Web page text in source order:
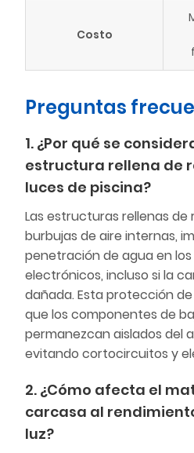
Costo
Preguntas
1. ¿Por qué se
estructura rellena de
luces de piscina?
Las estructuras rellenas de
burbujas de aire internas,
penetración de agua en
electrónicos, incluso si la
dañada. Esta protección
que los componentes de
permanezcan aislados del
evitando cortocircuitos y
2. ¿Cómo afecta el
carcasa al
luz?